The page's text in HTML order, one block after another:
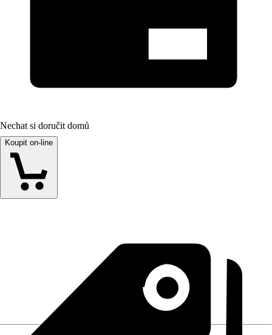
Nechat si doručit domů
Koupit on-line